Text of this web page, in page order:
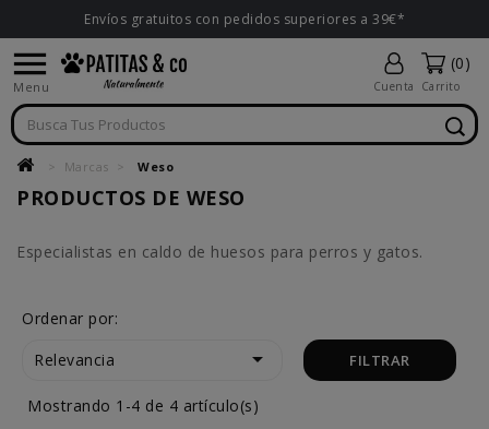
Envíos gratuitos con pedidos superiores a 39€*

Menu Cuenta
(0)
Carrito
Marcas Weso
PRODUCTOS DE WESO
Especialistas en caldo de huesos para perros y gatos.
Ordenar por:
Relevancia
 FILTRAR
Mostrando 1-4 de 4 artículo(s)